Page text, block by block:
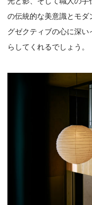
の伝統的な美意識とモ
グゼクティブの心に深
らしてくれるでしょう。